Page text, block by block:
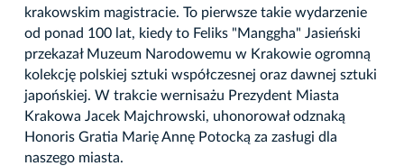
krakowskim magistracie. To pierwsze takie wydarzenie
od ponad 100 lat, kiedy to Feliks "Manggha" Jasieński
przekazał Muzeum Narodowemu w Krakowie ogromną
kolekcję polskiej sztuki współczesnej oraz dawnej sztuki
japońskiej. W trakcie wernisażu Prezydent Miasta
Krakowa Jacek Majchrowski, uhonorował odznaką
Honoris Gratia Marię Annę Potocką za zasługi dla
naszego miasta.